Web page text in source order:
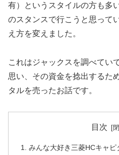
有）というスタイルの方も多
のスタンスで行こうと思って
え方を変えました。
これはジャックスを調べてい
思い、その資金を捻出するた
タルを売ったお話です。
目次
みんな大好き三菱HCキャピ